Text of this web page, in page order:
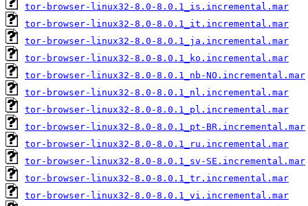
tor-browser-linux32-8.0-8.0.1_is.incremental.mar
tor-browser-linux32-8.0-8.0.1_it.incremental.mar
tor-browser-linux32-8.0-8.0.1_ja.incremental.mar
tor-browser-linux32-8.0-8.0.1_ko.incremental.mar
tor-browser-linux32-8.0-8.0.1_nb-NO.incremental.mar
tor-browser-linux32-8.0-8.0.1_nl.incremental.mar
tor-browser-linux32-8.0-8.0.1_pl.incremental.mar
tor-browser-linux32-8.0-8.0.1_pt-BR.incremental.mar
tor-browser-linux32-8.0-8.0.1_ru.incremental.mar
tor-browser-linux32-8.0-8.0.1_sv-SE.incremental.mar
tor-browser-linux32-8.0-8.0.1_tr.incremental.mar
tor-browser-linux32-8.0-8.0.1_vi.incremental.mar